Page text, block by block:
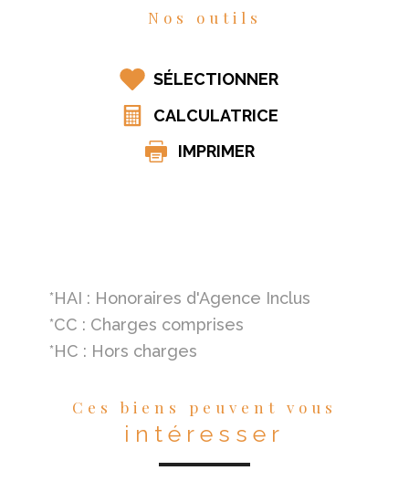
Nos outils
SÉLECTIONNER
CALCULATRICE
IMPRIMER
*HAI : Honoraires d'Agence Inclus
*CC : Charges comprises
*HC : Hors charges
Ces biens peuvent vous
intéresser